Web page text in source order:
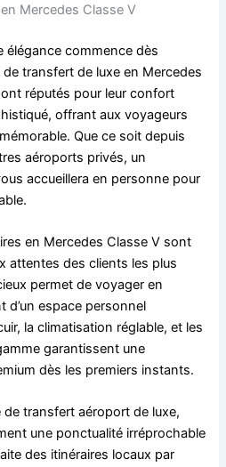
Mercedes Classe V
élégance commence dès
de transfert de luxe en Mercedes
réputés pour leur confort
offrant aux voyageurs
Que ce soit depuis
aéroports privés, un
accueillera en personne pour
en Mercedes Classe V sont
attentes des clients les plus
permet de voyager en
d’un espace personnel
la climatisation réglable, et les
garantissent une
dès les premiers instants.
transfert aéroport de luxe,
une ponctualité irréprochable
des itinéraires locaux par